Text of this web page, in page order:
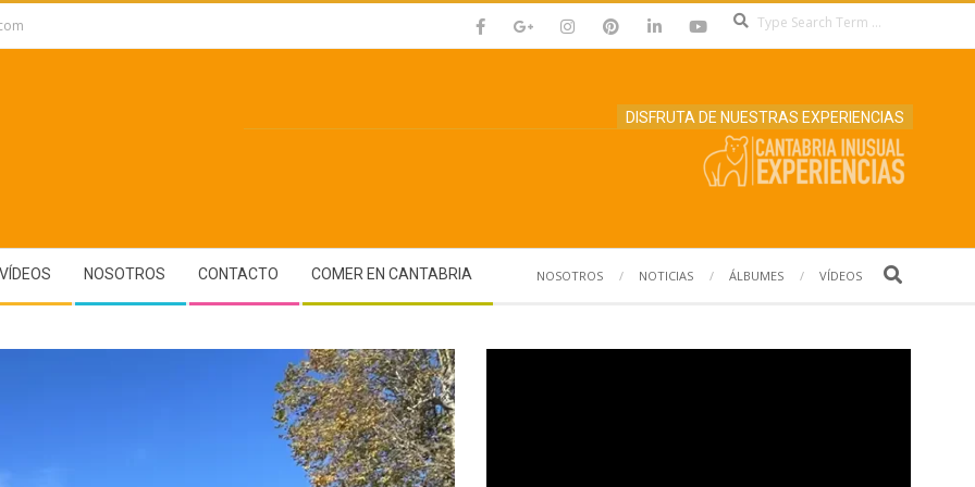
DISFRUTA DE NUESTRAS EXPERIENCIAS
VÍDEOS NOSOTROS CONTACTO COMER EN CANTABRIA NOSOTROS NOTICIAS ÁLBUMES VÍDEOS Search